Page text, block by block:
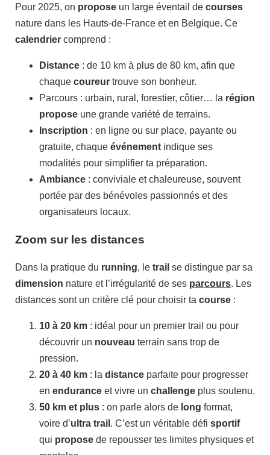
Pour 2025, on propose un large éventail de courses
nature dans les Hauts-de-France et en Belgique. Ce
calendrier comprend :
Distance : de 10 km à plus de 80 km, afin que
chaque coureur trouve son bonheur.
Parcours : urbain, rural, forestier, côtier… la région
propose une grande variété de terrains.
Inscription : en ligne ou sur place, payante ou
gratuite, chaque événement indique ses
modalités pour simplifier ta préparation.
Ambiance : conviviale et chaleureuse, souvent
portée par des bénévoles passionnés et des
organisateurs locaux.
Zoom sur les distances
Dans la pratique du running, le trail se distingue par sa
dimension nature et l’irrégularité de ses parcours. Les
distances sont un critère clé pour choisir ta course :
10 à 20 km : idéal pour un premier trail ou pour
découvrir un nouveau terrain sans trop de
pression.
20 à 40 km : la distance parfaite pour progresser
en endurance et vivre un challenge plus soutenu.
50 km et plus : on parle alors de long format,
voire d’ultra trail . C’est un véritable défi sportif
qui propose de repousser tes limites physiques et